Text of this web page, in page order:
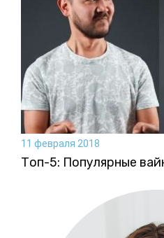
11 февраля 2018
Топ-5: Популярные